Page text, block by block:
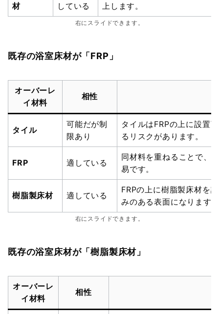
材
している
上します。
右にスライドできます。
既存の浴室床材が「FRP」
オーバーレ
イ材料
相性
タイル
可能だが制
限あり
タイルはFRPの上に設置
るリスクがあります。
FRP 適している
同材料を重ねることで、
易です。
樹脂製床材 適している
FRPの上に樹脂製床材を
みのある表面になります
右にスライドできます。
既存の浴室床材が「樹脂製床材」
オーバーレ
イ材料
相性